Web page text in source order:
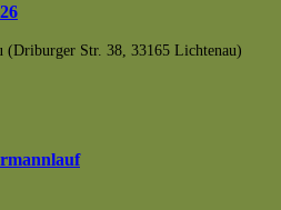
(Driburger Str. 38, 33165 Lichtenau)